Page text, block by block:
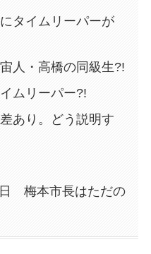
タイムリーパーが
人・高橋の同級生?!
ムリーパー?!
あり。どう説明す
梅本市長はただの